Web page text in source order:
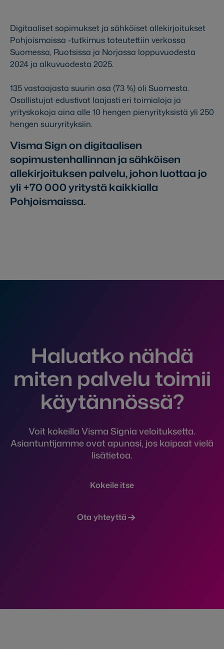
Digitaaliset sopimukset ja sähköiset allekirjoitukset
Pohjoismaissa -tutkimus toteutettiin verkossa
Suomessa, Ruotsissa ja Norjassa loppuvuodesta
2024 ja alkuvuodesta 2025.
135 vastaajasta suurin osa (73 %) oli Suomesta.
Osallistujat edustivat laajasti eri toimialoja ja
yrityskokoja aina alle 10 hengen pienyrityksistä yli 250
hengen suuryrityksiin.
Visma Sign on digitaalisen
sopimustenhallinnan ja sähköisen
allekirjoituksen palvelu, johon luottaa jo
yli +70 000 yritystä kaikkialla
Pohjoismaissa.
Haluatko nähdä
miten palvelu toimii
käytännössä?
Voit kokeilla Visma Signia veloituksetta.
Asiantuntijamme ovat apunasi, jos kaipaat vielä
lisätietoa.
Kokeile itse
Ota yhteyttä